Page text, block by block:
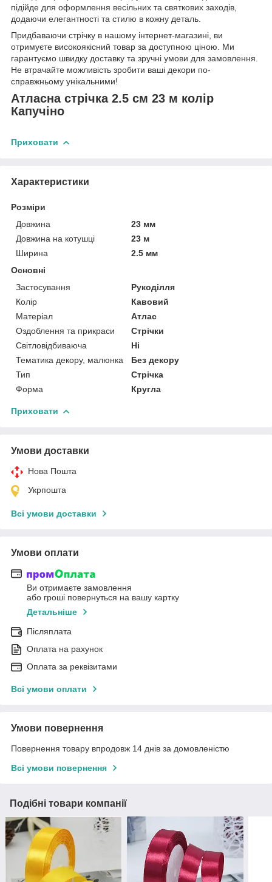
підійде для оформлення весільних та святкових заходів,
додаючи елегантності та стилю в кожну деталь.
Придбаваючи стрічку в нашому інтернет-магазині, ви
отримуєте високоякісний товар за доступною ціною. Ми
гарантуємо швидку доставку та зручні умови для замовлення.
Не втрачайте можливість зробити ваші декори по-
справжньому унікальними!
Атласна стрічка 2.5 см 23 м колір
Капучіно
Приховати
Характеристики
Розміри
Довжина
23 мм
Довжина на котушці
23 м
Ширина
2.5 мм
Основні
Застосування
Рукоділля
Колір
Кавовий
Матеріал
Атлас
Оздоблення та прикраси
Стрічки
Світловідбиваюча
Ні
Тематика декору, малюнка
Без декору
Тип
Стрічка
Форма
Кругла
Приховати
Умови доставки
Нова Пошта
Укрпошта
Всі умови доставки
Умови оплати
Ви отримаєте замовлення
або гроші повернуться на вашу картку
Детальніше
Післяплата
Оплата на рахунок
Оплата за реквізитами
Всі умови оплати
Умови повернення
Повернення товару впродовж 14 днів за домовленістю
Всі умови повернення
Подібні товари компанії